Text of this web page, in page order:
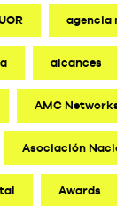
agencia
alcances
AMC
Asociación
Awards